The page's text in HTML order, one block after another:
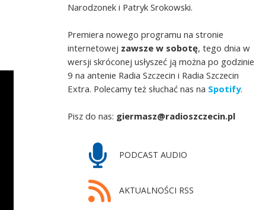
Narodzonek i Patryk Srokowski.
Premiera nowego programu na stronie
internetowej zawsze w sobotę, tego dnia w
wersji skróconej usłyszeć ją można po godzinie
9 na antenie Radia Szczecin i Radia Szczecin
Extra. Polecamy też słuchać nas na Spotify.
Pisz do nas: giermasz@radioszczecin.pl
PODCAST AUDIO
AKTUALNOŚCI RSS